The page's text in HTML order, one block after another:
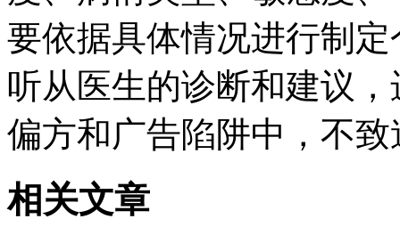
要依据具体情况进行制
听从医生的诊断和建议
偏方和广告陷阱中，不
相关文章